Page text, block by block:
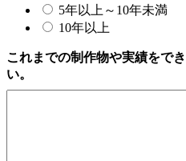
5年以上～10年未満
10年以上
これまでの制作物や実績をで
い。